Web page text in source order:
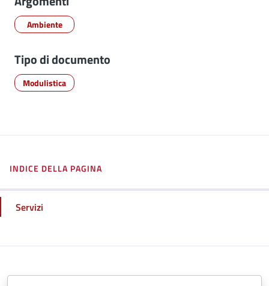
Ambiente
Tipo di documento
Modulistica
INDICE DELLA PAGINA
Servizi